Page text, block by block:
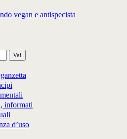
informati
d’uso